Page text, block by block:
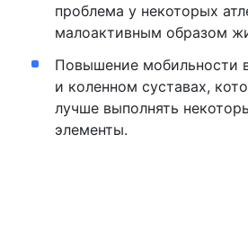
проблема у некоторых
малоактивным образом
Повышение мобильности
и коленном суставах,
лучше выполнять
элементы.